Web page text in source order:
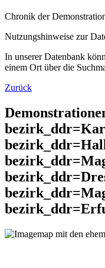
Chronik der
Nutzungshinweise zur
In unserer Datenbank
einem Ort über die
Zurück